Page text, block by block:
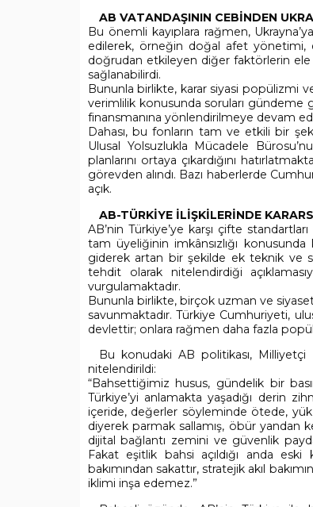
AB VATANDAŞININ CEBİNDEN
Bu önemli kayıplara rağmen,
edilerek, örneğin doğal afet yönetimi,
doğrudan etkileyen diğer faktörlerin ele
sağlanabilirdi.
Bununla birlikte, karar siyasi popülizmi
verimlilik konusunda soruları gündeme
finansmanına yönlendirilmeye devam
Dahası, bu fonların tam ve etkili bir
Ulusal Yolsuzlukla Mücadele
planlarını ortaya çıkardığını
görevden alındı. Bazı haberlerde
açık.
AB-TÜRKİYE İLİŞKİLERİNDE
AB’nin Türkiye’ye karşı çifte
tam üyeliğinin imkânsızlığı
giderek artan bir şekilde ek teknik ve
tehdit olarak nitelendirdiği
vurgulamaktadır.
Bununla birlikte, birçok uzman ve
savunmaktadır. Türkiye Cumhuriyeti,
devlettir; onlara rağmen daha fazla
Bu konudaki AB politikası,
nitelendirildi:
“Bahsettiğimiz husus, gündelik bir
Türkiye’yi anlamakta yaşadığı derin
içeride, değerler söyleminde ötede,
diyerek parmak sallamış, öbür yandan
dijital bağlantı zemini ve güvenlik
Fakat eşitlik bahsi açıldığı anda
bakımından sakattır, stratejik akıl
iklimi inşa edemez.”